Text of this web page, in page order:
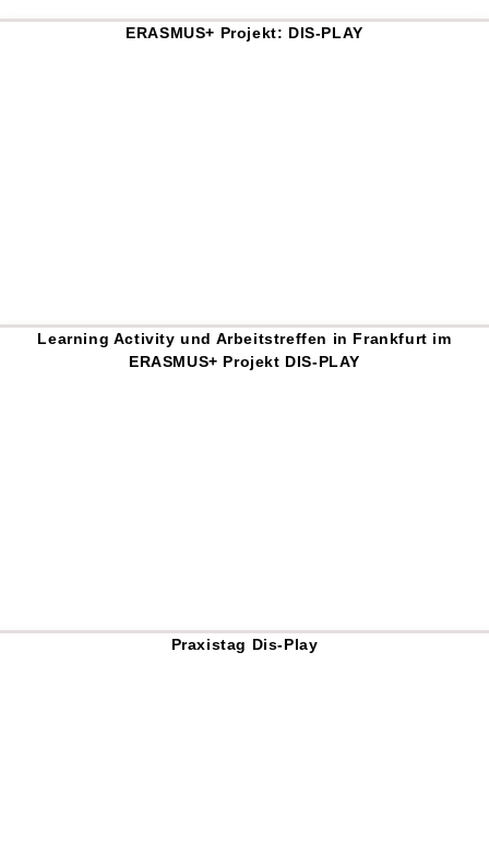
ERASMUS+ Projekt: DIS-PLAY
Learning Activity und Arbeitstreffen in Frankfurt im
ERASMUS+ Projekt DIS-PLAY
Praxistag Dis-Play